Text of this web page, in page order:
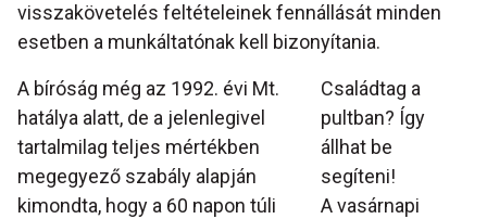
visszakövetelés feltételeinek fennállását minden
esetben a munkáltatónak kell bizonyítania.
Családtag a
pultban? Így
állhat be
segíteni!
A vasárnapi
A bíróság még az 1992. évi Mt.
hatálya alatt, de a jelenlegivel
tartalmilag teljes mértékben
megegyező szabály alapján
kimondta, hogy a 60 napon túli